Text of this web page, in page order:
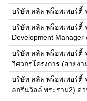
บริษัท ลลิล พร็อพเพอร์ตี้
บริษัท ลลิล พร็อพเพอร์ตี้
Development Manager
บริษัท ลลิล พร็อพเพอร์ตี้
วิศวกรโครงการ (สายง
บริษัท ลลิล พร็อพเพอร์ตี้
ลกรีนวิลล์ พระราม2) ด่